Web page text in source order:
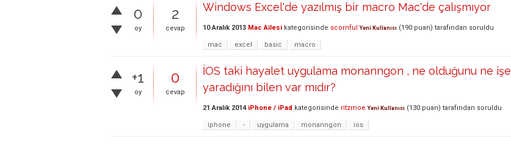
0
oy
2
cevap
Windows Excel'de yazılmış bir macro Mac'de çalışmıyor
10 Aralık 2013 Mac Ailesi kategorisinde scornful Yeni Kullanıcı (190 puan) tarafından soruldu
mac excel basic macro
+1
oy
0
cevap
İOS taki hayalet uygulama monanngon , ne olduğunu ne işe
yaradığını bilen var mıdır?
21 Aralık 2014 iPhone / iPad kategorisinde ritzmoe Yeni Kullanıcı (130 puan) tarafından soruldu
iphone - uygulama monanngon ios